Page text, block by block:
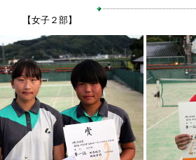
【女子２部】